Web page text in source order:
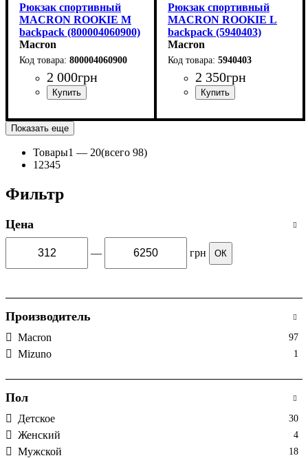
Рюкзак спортивный
MACRON ROOKIE M
backpack (800004060900)
Macron
800004060900
2 000грн
Рюкзак спортивный
MACRON ROOKIE L
backpack (5940403)
Macron
5940403
2 350грн
Показать еще
Товары1 — 20(всего 98)
1 2345
Фильтр
Цена
— грн ОК
Производитель
Macron 97
Mizuno 1
Пол
Детское 30
Женский 4
Мужской 18